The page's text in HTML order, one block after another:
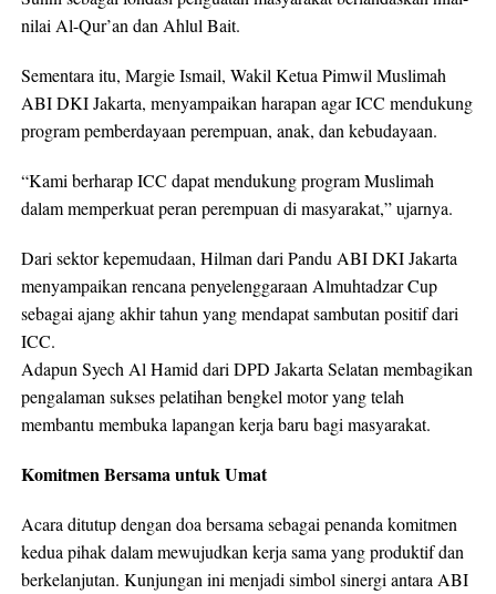
nilai Al-Qur’an dan Ahlul Bait.
Sementara itu, Margie Ismail, Wakil Ketua Pimwil Muslimah
ABI DKI Jakarta, menyampaikan harapan agar ICC mendukung
program pemberdayaan perempuan, anak, dan kebudayaan.
“Kami berharap ICC dapat mendukung program Muslimah
dalam memperkuat peran perempuan di masyarakat,” ujarnya.
Dari sektor kepemudaan, Hilman dari Pandu ABI DKI Jakarta
menyampaikan rencana penyelenggaraan Almuhtadzar Cup
sebagai ajang akhir tahun yang mendapat sambutan positif dari
ICC.
Adapun Syech Al Hamid dari DPD Jakarta Selatan membagikan
pengalaman sukses pelatihan bengkel motor yang telah
membantu membuka lapangan kerja baru bagi masyarakat.
Komitmen Bersama untuk Umat
Acara ditutup dengan doa bersama sebagai penanda komitmen
kedua pihak dalam mewujudkan kerja sama yang produktif dan
berkelanjutan. Kunjungan ini menjadi simbol sinergi antara ABI